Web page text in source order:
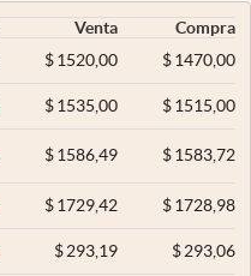
Venta
Compra
$ 1520,00 $1470,00
$ 1535,00 $1515,00
$ 1586,49 $1583,72
$ 1729,42 $1728,98
$ 293,19 $293,06